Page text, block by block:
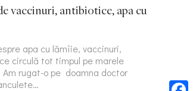
vaccinuri, antibiotice, apa cu
apa cu lămîie, vaccinuri,
circulă tot timpul pe marele
rugat-o pe doamna doctor